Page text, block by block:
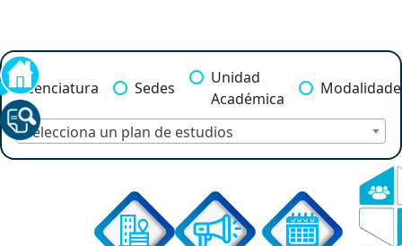
Licenciatura Sedes
Unidad
Académica
Selecciona un plan de estudios